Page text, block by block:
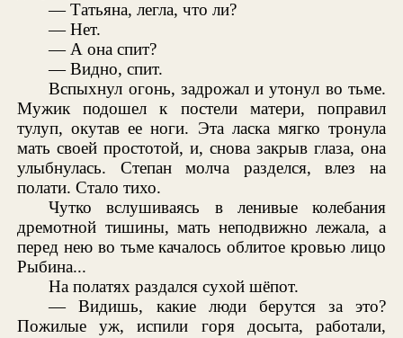
— Татьяна, легла, что ли?
— Нет.
— А она спит?
— Видно, спит.
Вспыхнул огонь, задрожал и утонул во тьме.
Мужик подошел к постели матери, поправил
тулуп, окутав ее ноги. Эта ласка мягко тронула
мать своей простотой, и, снова закрыв глаза, она
улыбнулась. Степан молча разделся, влез на
полати. Стало тихо.
Чутко вслушиваясь в ленивые колебания
дремотной тишины, мать неподвижно лежала, а
перед нею во тьме качалось облитое кровью лицо
Рыбина...
На полатях раздался сухой шёпот.
— Видишь, какие люди берутся за это?
Пожилые уж, испили горя досыта, работали,